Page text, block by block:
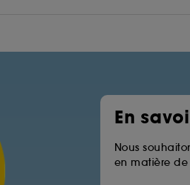
En
Nous
en matière de